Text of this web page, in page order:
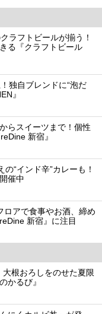
ラフトビールが揃う！
る『クラフトビール
独自ブレンドに“泡だ
』
らスイーツまで！個性
新宿』
“インド辛”カレーも！
催中
ロアで食事やお酒、締め
新宿』に注目
根おろしをのせた夏限
かるび』